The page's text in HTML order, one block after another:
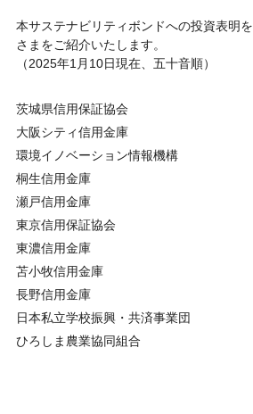
本サステナビリティボンドへの投資表明
さまをご紹介いたします。
（2025年1月10日現在、五十音順）
茨城県信用保証協会
大阪シティ信用金庫
環境イノベーション情報機構
桐生信用金庫
瀬戸信用金庫
東京信用保証協会
東濃信用金庫
苫小牧信用金庫
長野信用金庫
日本私立学校振興・共済事業団
ひろしま農業協同組合